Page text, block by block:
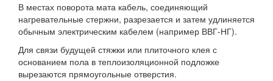
В местах поворота мата кабель, соединяющий
нагревательные стержни, разрезается и затем удлиняется
обычным электрическим кабелем (например ВВГ-НГ).
Для связи будущей стяжки или плиточного клея с
основанием пола в теплоизоляционной подложке
вырезаются прямоугольные отверстия.